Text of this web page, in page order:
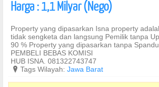
Harga : 1,1 Milyar (Nego)
Property yang dipasarkan Isna property
tidak sengketa dan langsung Pemilik tanpa
90 % Property yang dipasarkan tanpa
PEMBELI BEBAS KOMISI
HUB ISNA. 081322743747
? Tags Wilayah: Jawa Barat